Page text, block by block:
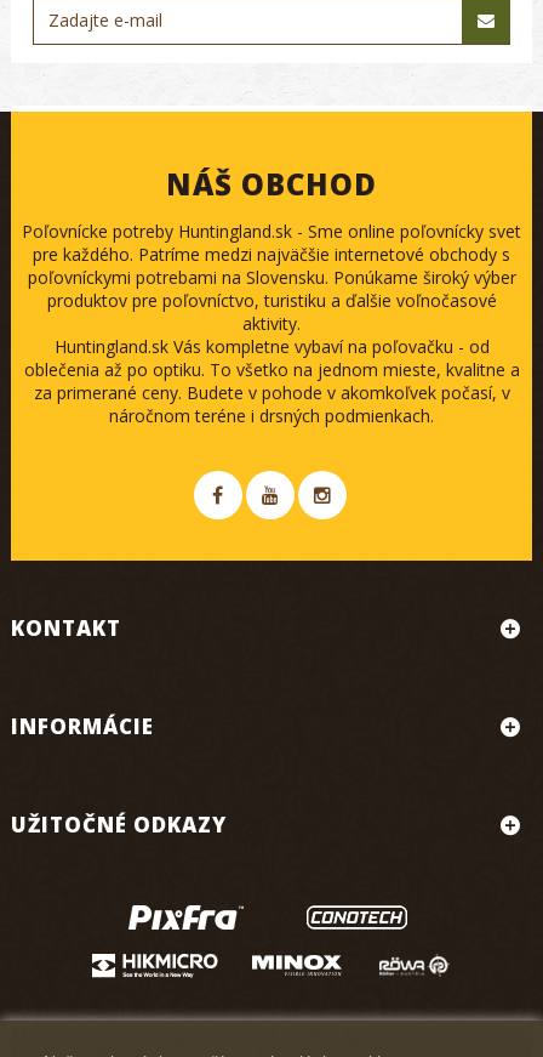
NÁŠ OBCHOD
Poľovnícke potreby Huntingland.sk - Sme online poľovnícky svet
pre každého. Patríme medzi najväčšie internetové obchody s
poľovníckymi potrebami na Slovensku. Ponúkame široký výber
produktov pre poľovníctvo, turistiku a ďalšie voľnočasové
aktivity.
Huntingland.sk Vás kompletne vybaví na poľovačku - od
oblečenia až po optiku. To všetko na jednom mieste, kvalitne a
za primerané ceny. Budete v pohode v akomkoľvek počasí, v
náročnom teréne i drsných podmienkach.
KONTAKT
INFORMÁCIE
UŽITOČNÉ ODKAZY